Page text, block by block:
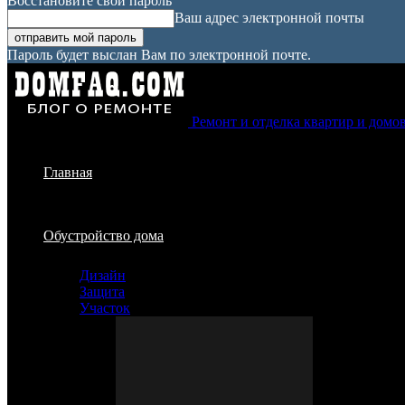
Ваш адрес электронной почты
Пароль будет выслан Вам по электронной почте.
Ремонт и отделка квартир и
Главная
Обустройство дома
Дизайн
Защита
Участок